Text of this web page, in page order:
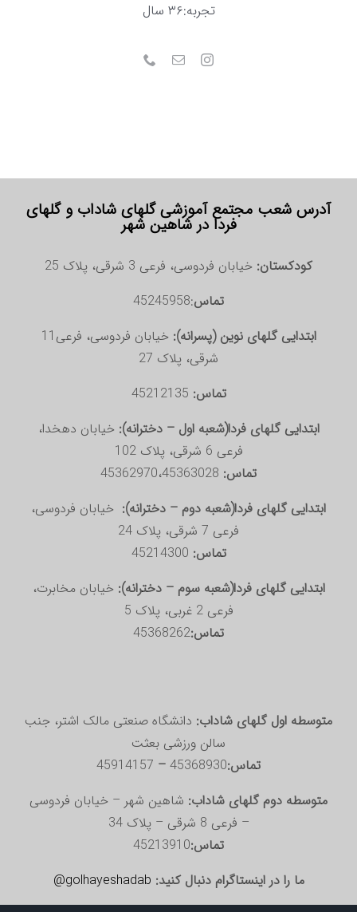
تجربه:۳۶ سال
آدرس شعب مجتمع آموزشی گلهای شاداب و گلهای
فردا در شاهین شهر
کودکستان: خیابان فردوسی، فرعی 3 شرقی، پلاک 25
تماس:45245958
ابتدایی گلهای نوین (پسرانه):
خیابان فردوسی، فرعی11
شرقی، پلاک 27
تماس:
ابتدایی گلهای فردا(شعبه اول – دخترانه): خیابان دهخدا،
فرعی 6 شرقی، پلاک 102
تماس:
ابتدایی گلهای فردا(شعبه دوم – دخترانه): خیابان فردوسی،
فرعی 7 شرقی، پلاک 24
تماس: 45214300
ابتدایی گلهای فردا(شعبه سوم – دخترانه): خیابان مخابرت،
فرعی 2 غربی، پلاک 5
تماس:45368262
متوسطه اول گلهای شاداب: دانشگاه صنعتی مالک اشتر، جنب
سالن ورزشی بعثت
تماس:45368930
–
45914157
متوسطه دوم گلهای شاداب: شاهین شهر – خیابان فردوسی
– فرعی 8 شرقی – پلاک 34
تماس:45213910
ما را در اینستاگرام دنبال کنید: golhayeshadab@